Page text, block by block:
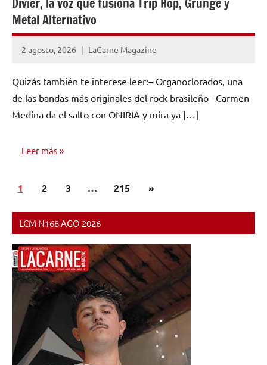
Metal Alternativo
2 agosto, 2026 LaCarne Magazine
Quizás también te interese leer:– Organoclorados, una
de las bandas más originales del rock brasileño– Carmen
Medina da el salto con ONIRIA y mira ya […]
Leer más
ENTREVISTAS
Paginación
entradas
1 2 3 … 215
Siguientes
»
LCM N168 AGO 2026